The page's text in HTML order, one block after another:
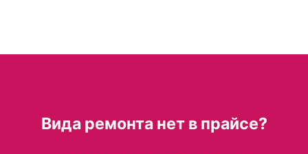
Вида ремонта нет в прайсе?